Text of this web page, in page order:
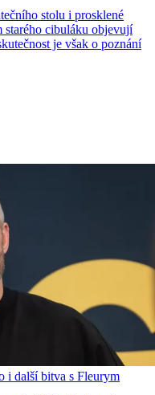
stolu i prosklené
starého cibuláku objevují
je však o poznání
i další bitva s Fleurym